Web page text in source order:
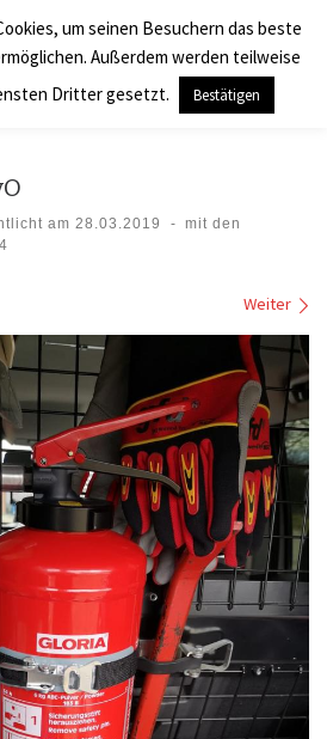
Search
am28.03.2019 - mit den
Weiter
um seinen Besuchern das beste
Außerdem werden teilweise
Dritter gesetzt.
Bestätigen